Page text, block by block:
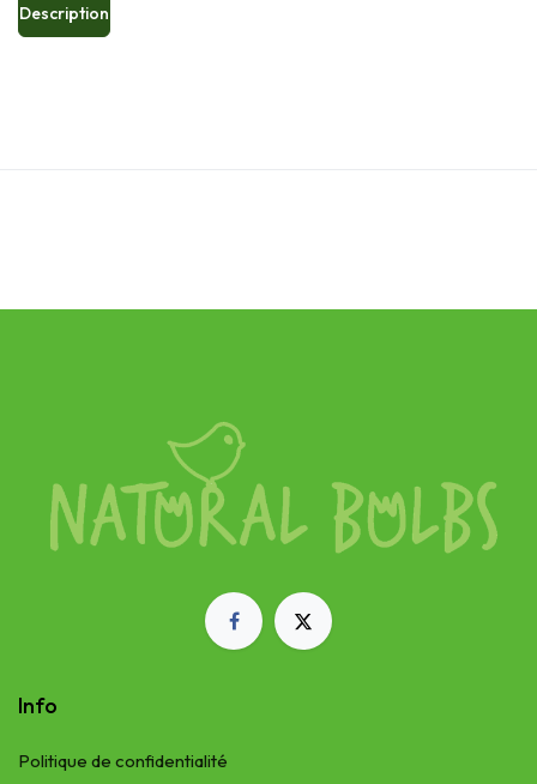
Description
Info
Politique de confidentialité